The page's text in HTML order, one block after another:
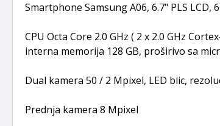
Smartphone Samsung A06, 6.7" PLS LCD,
CPU Octa Core 2.0 GHz ( 2 x 2.0 GHz
interna memorija 128 GB, proširivo sa
Dual kamera 50 / 2 Mpixel, LED blic,
Prednja kamera 8 Mpixel